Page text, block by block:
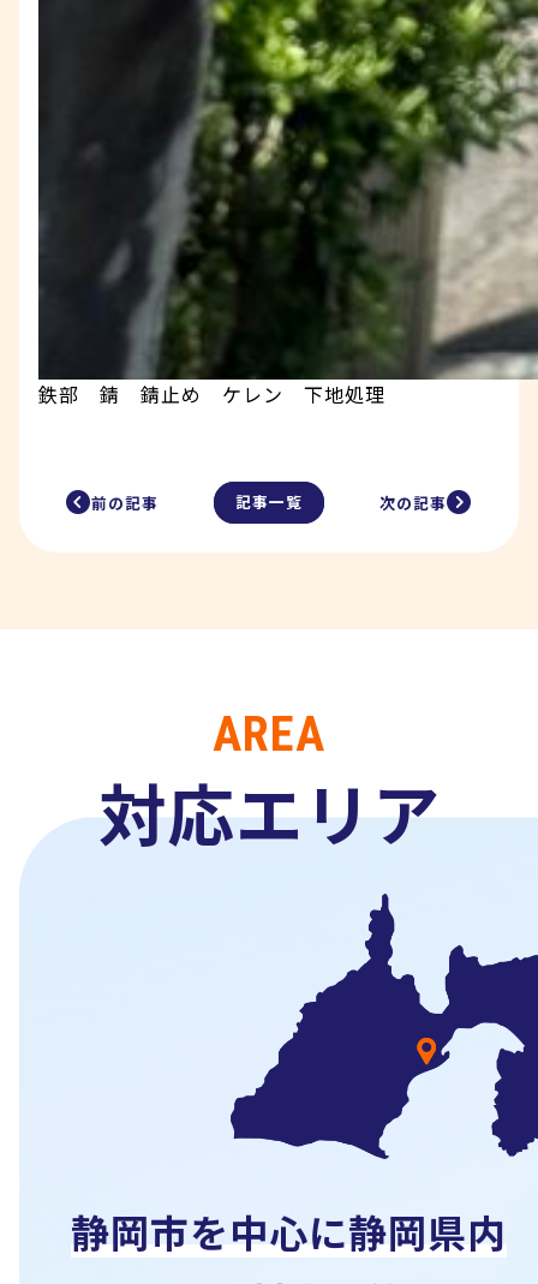
鉄部 錆 錆止め ケレン 下地処理
前の記事 記事一覧 次の記事
AREA
対応エリア
静岡市を中心に静岡県内